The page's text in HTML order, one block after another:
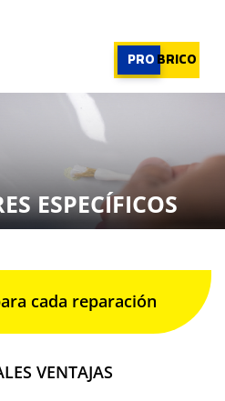
PRO BRICO
ESPECÍFICOS
cada reparación
VENTAJAS